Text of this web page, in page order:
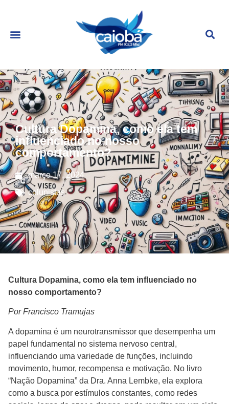
Cultura Dopamina, como ela tem
influenciado no nosso
comportamento?
março 17, 2024
colunistas
Cultura Dopamina, como ela tem influenciado no
nosso comportamento?
Por Francisco Tramujas
A dopamina é um neurotransmissor que desempenha um
papel fundamental no sistema nervoso central,
influenciando uma variedade de funções, incluindo
movimento, humor, recompensa e motivação. No livro
“Nação Dopamina” da Dra. Anna Lembke, ela explora
como a busca por estímulos constantes, como redes